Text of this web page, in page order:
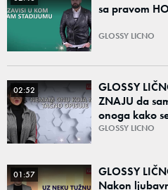
sa pravom
GLOSSY LICNO
02:52
GLOSSY
ZNAJU da
onoga kako
GLOSSY LICNO
01:57
GLOSSY
Nakon